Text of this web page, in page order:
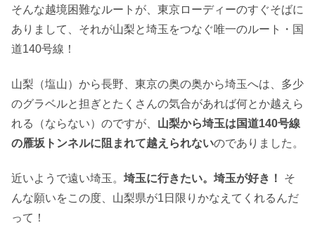
そんな越境困難なルートが、東京ローディーのすぐそばに
ありまして、それが山梨と埼玉をつなぐ唯一のルート・国
道140号線！
山梨（塩山）から長野、東京の奥の奥から埼玉へは、多少
のグラベルと担ぎとたくさんの気合があれば何とか越えら
れる（ならない）のですが、 山梨から埼玉は国道140号線
の雁坂トンネルに阻まれて越えられないのでありました。
近いようで遠い埼玉。 埼玉に行きたい。埼玉が好き！
そ
んな願いをこの度、山梨県が1日限りかなえてくれるんだ
って！